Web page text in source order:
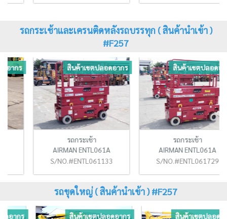
รถกระเช้าและเครนติดหลังรถบรรทุก ( สินค้านำเข้า )
#F257
สินค้าเขตปลอดอากร
รถกระเช้า
AIRMAN ENTL061A
S/NO.#ENTL061133
สินค้าเขตปลอดอากร
รถกระเช้า
AIRMAN ENTL061A
S/NO.#ENTL061729
รถขุดใหญ่ ( สินค้านำเข้า ) #F257
สินค้าเขตปลอดอากร สินค้าเขตปลอดอากร